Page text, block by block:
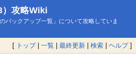
）攻略Wiki
バックアップ一覧」について攻略していま
[ トップ| 一覧 | 最終更新 | 検索 | ヘルプ]